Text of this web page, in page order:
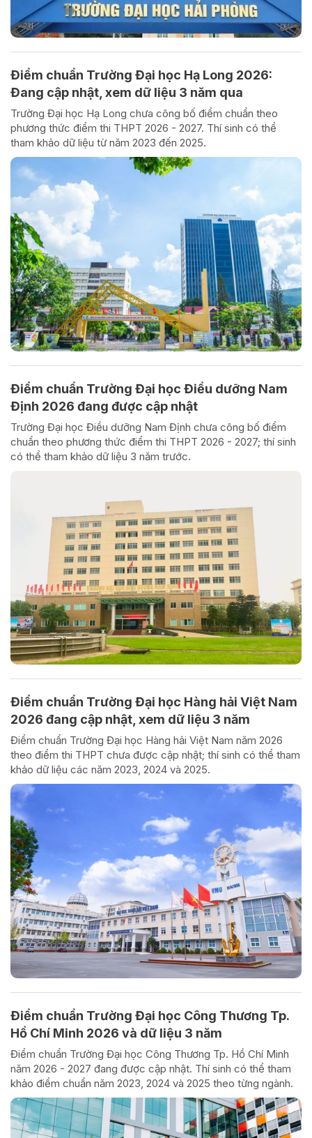
Điểm chuẩn Trường Đại học Hạ Long 2026:
Đang cập nhật, xem dữ liệu 3 năm qua
Trường Đại học Hạ Long chưa công bố điểm chuẩn theo
phương thức điểm thi THPT 2026 - 2027. Thí sinh có thể
tham khảo dữ liệu từ năm 2023 đến 2025.
Điểm chuẩn Trường Đại học Điều dưỡng Nam
Định 2026 đang được cập nhật
Trường Đại học Điều dưỡng Nam Định chưa công bố điểm
chuẩn theo phương thức điểm thi THPT 2026 - 2027; thí sinh
có thể tham khảo dữ liệu 3 năm trước.
Điểm chuẩn Trường Đại học Hàng hải Việt Nam
2026 đang cập nhật, xem dữ liệu 3 năm
Điểm chuẩn Trường Đại học Hàng hải Việt Nam năm 2026
theo điểm thi THPT chưa được cập nhật; thí sinh có thể tham
khảo dữ liệu các năm 2023, 2024 và 2025.
Điểm chuẩn Trường Đại học Công Thương Tp.
Hồ Chí Minh 2026 và dữ liệu 3 năm
Điểm chuẩn Trường Đại học Công Thương Tp. Hồ Chí Minh
năm 2026 - 2027 đang được cập nhật. Thí sinh có thể tham
khảo điểm chuẩn năm 2023, 2024 và 2025 theo từng ngành.